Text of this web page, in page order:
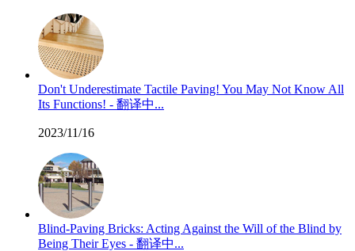
Don't Underestimate Tactile Paving! You May Not Know All
Its Functions! - 翻译中...
2023/11/16
Blind-Paving Bricks: Acting Against the Will of the Blind by
Being Their Eyes - 翻译中...